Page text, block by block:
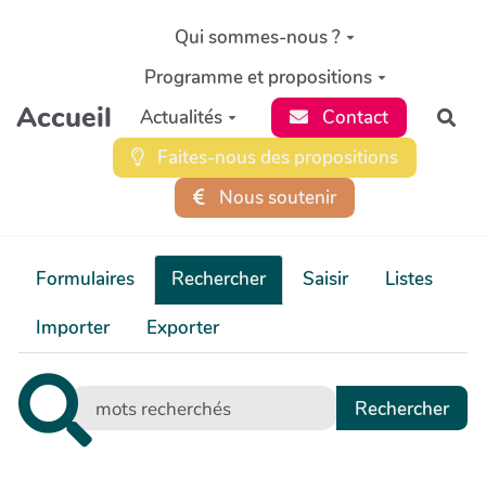
Aller au contenu principal
Accueil
Qui sommes-nous ?
Programme et propositions
Actualités
Contact
Faites-nous des propositions
Nous soutenir
Formulaires Rechercher Saisir
Listes
Importer
Exporter